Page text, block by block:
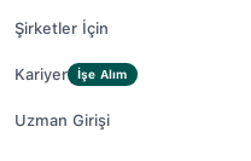
Şirketler İçin
Kariyer İşe Alım
Uzman Girişi